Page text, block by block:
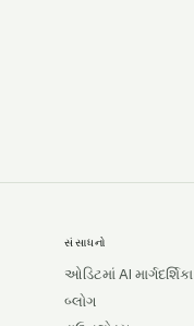
સંસાધનો
ઓડિટમાં AI માર્ગદર્શિકા
બ્લોગ